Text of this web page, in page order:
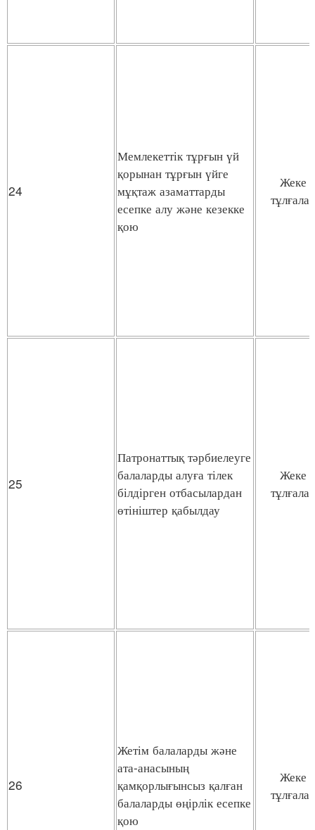
24
Мемлекеттік тұрғын үй
қорынан тұрғын үйге
мұқтаж азаматтарды
есепке алу және кезекке
қою
Жеке
тұлғалар
25
Патронаттық тәрбиелеуге
балаларды алуға тілек
білдірген отбасылардан
өтініштер қабылдау
Жеке
тұлғалар
26
Жетім балаларды және
ата-анасының
қамқорлығынсыз қалған
балаларды өңірлік есепке
қою
Жеке
тұлғалар